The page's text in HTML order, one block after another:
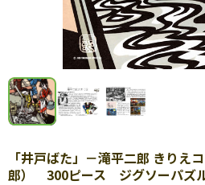
「井戸ばた」－滝平二郎 きりえ
郎） 300ピース ジグソーパズ